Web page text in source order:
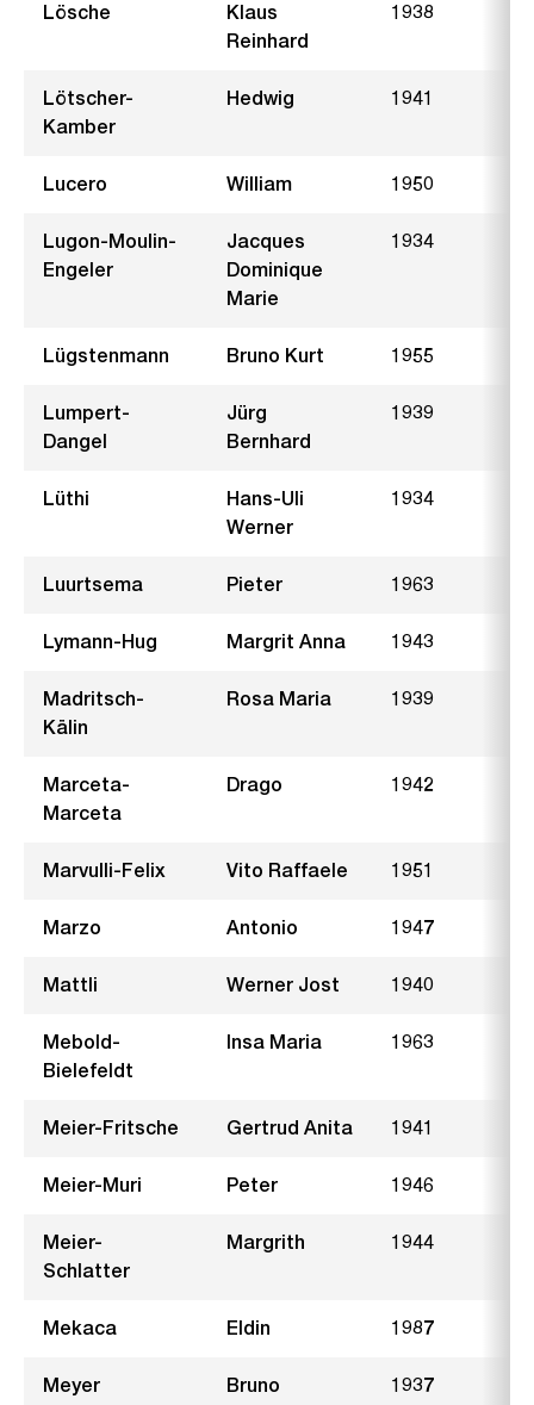
Lösche
Klaus
Reinhard
1938
Lötscher-
Kamber
Hedwig 1941
Lucero William 1950
Lugon-Moulin-
Engeler
Jacques
Dominique
Marie
1934
Lügstenmann Bruno Kurt 1955
Lumpert-
Dangel
Jürg
Bernhard
1939
Lüthi
Hans-Uli
Werner
1934
Luurtsema Pieter 1963
Lymann-Hug Margrit Anna 1943
Madritsch-
Kälin
Rosa Maria 1939
Marceta-
Marceta
Drago 1942
Marvulli-Felix Vito Raffaele 1951
Marzo Antonio 1947
Mattli Werner Jost 1940
Mebold-
Bielefeldt
Insa Maria 1963
Meier-Fritsche Gertrud Anita 1941
Meier-Muri Peter 1946
Meier-
Schlatter
Margrith 1944
Mekaca Eldin 1987
Meyer Bruno 1937